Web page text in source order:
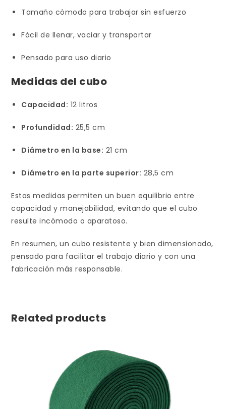
Tamaño cómodo para trabajar sin esfuerzo
Fácil de llenar, vaciar y transportar
Pensado para uso diario
Medidas del cubo
Capacidad: 12 litros
Profundidad: 25,5 cm
Diámetro en la base: 21 cm
Diámetro en la parte superior: 28,5 cm
Estas medidas permiten un buen equilibrio entre
capacidad y manejabilidad, evitando que el cubo
resulte incómodo o aparatoso.
En resumen, un cubo resistente y bien dimensionado,
pensado para facilitar el trabajo diario y con una
fabricación más responsable.
Related products